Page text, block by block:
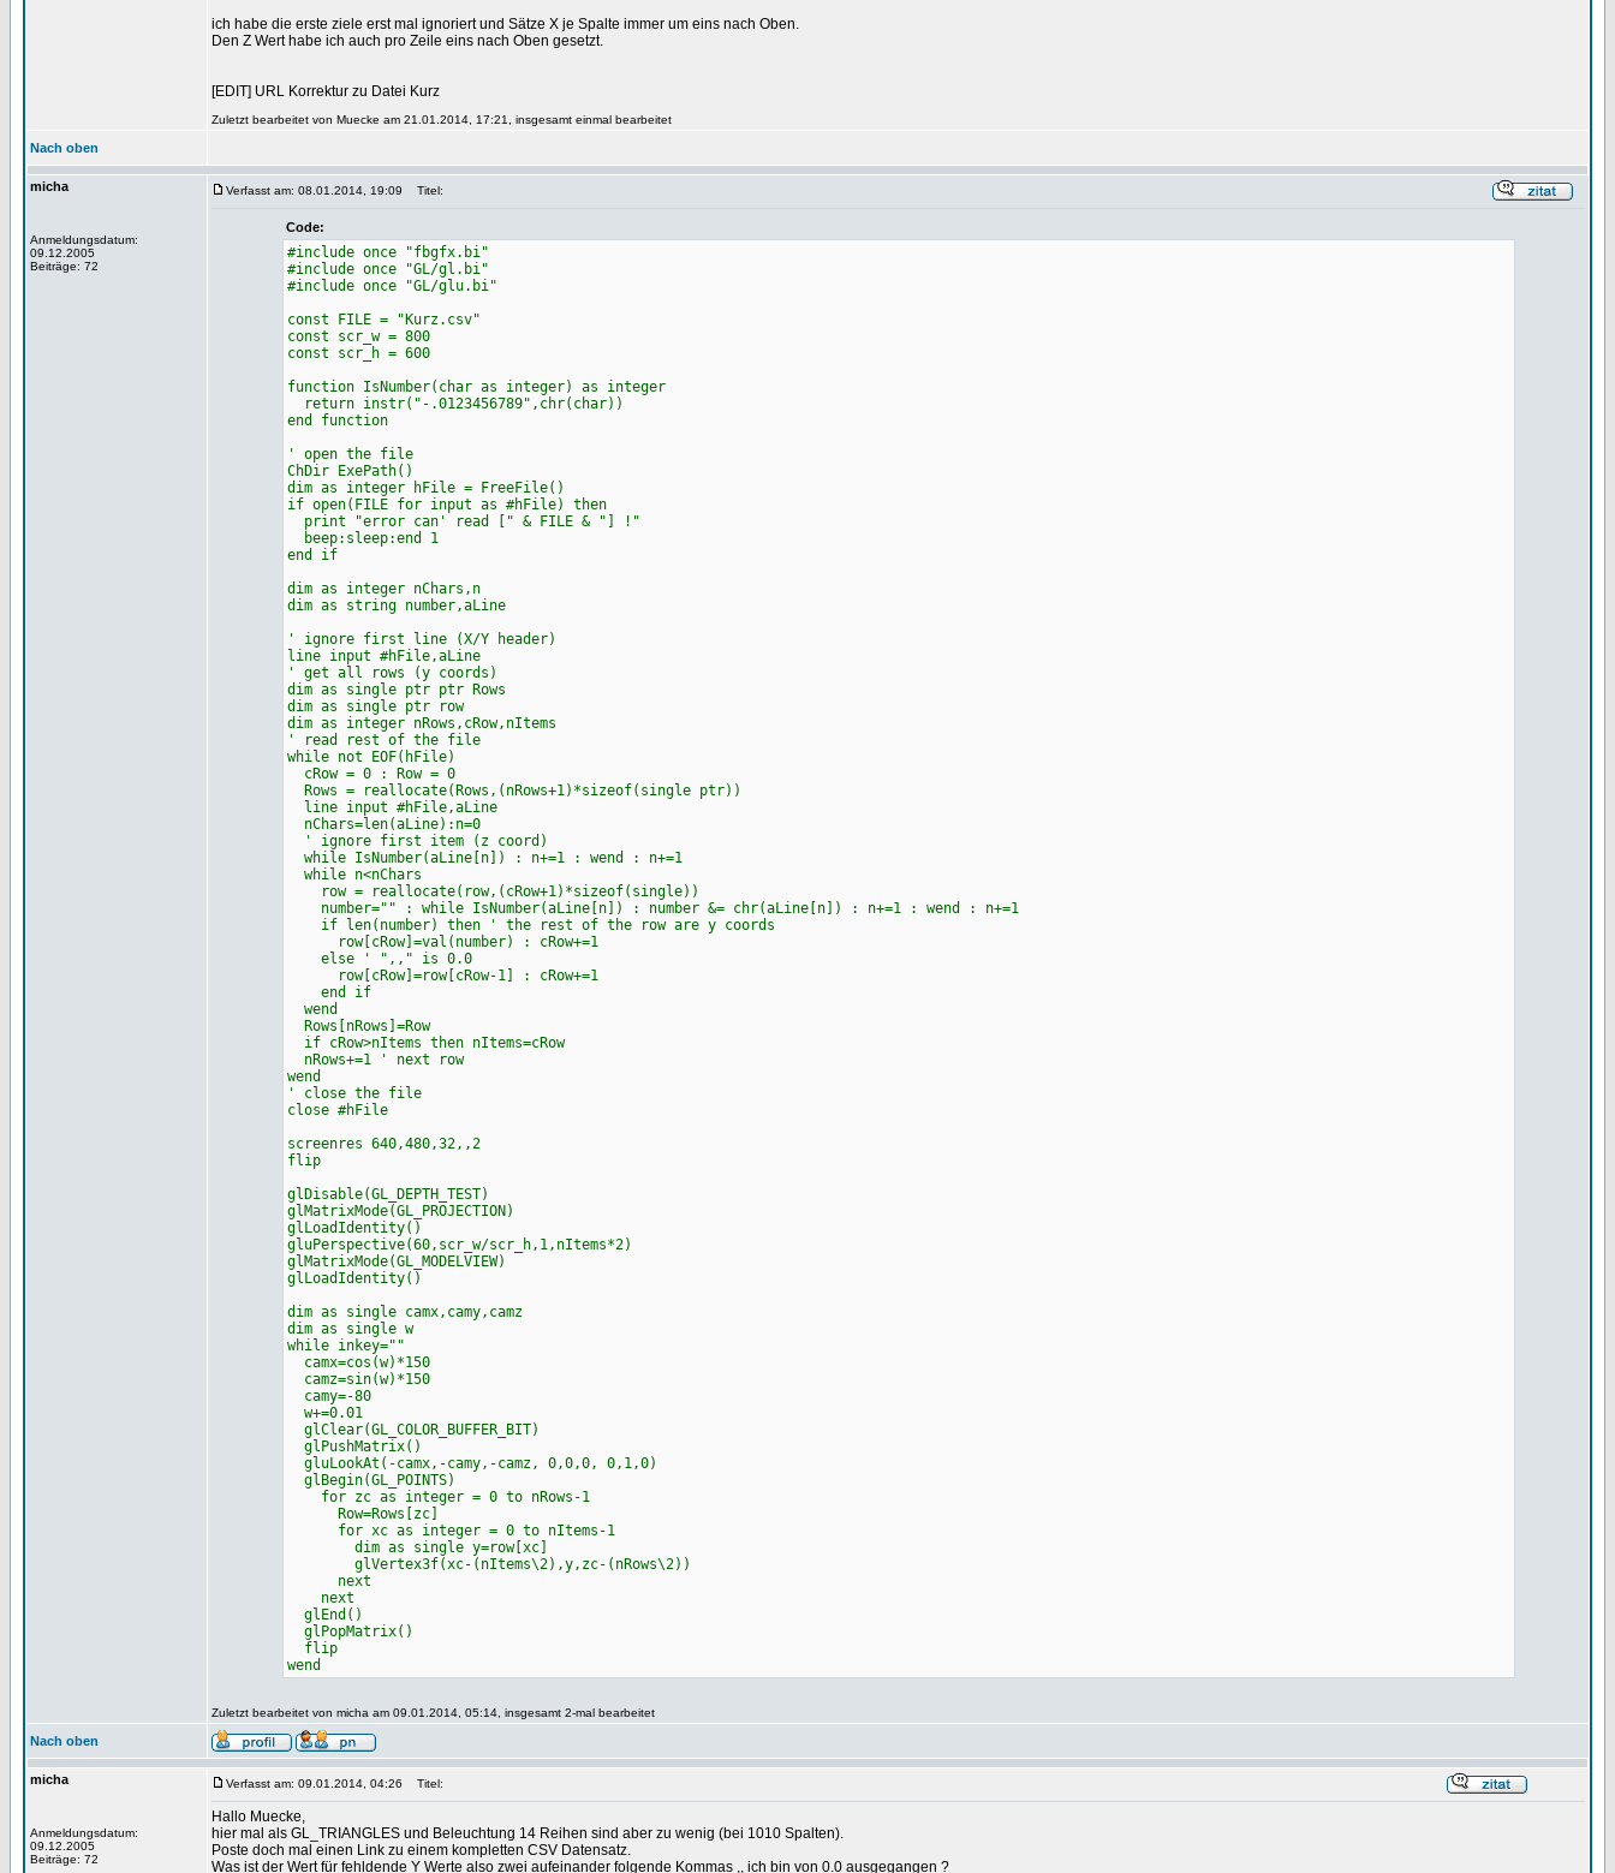
ich habe die erste ziele erst mal ignoriert und Sätze X je Spalte immer um eins nach Oben.
Den Z Wert habe ich auch pro Zeile eins nach Oben gesetzt.
[EDIT] URL Korrektur zu Datei Kurz
Zuletzt bearbeitet von Muecke am 21.01.2014, 17:21, insgesamt einmal bearbeitet
Nach oben
micha
Anmeldungsdatum:
09.12.2005
Beiträge: 72
Verfasst am: 08.01.2014, 19:09 Titel:
Code:
#include once "fbgfx.bi"
#include once "GL/gl.bi"
#include once "GL/glu.bi"
const FILE = "Kurz.csv"
const scr_w = 800
const scr_h = 600
function IsNumber(char as integer) as integer
return instr("-.0123456789",chr(char))
end function
' open the file
ChDir ExePath()
dim as integer hFile = FreeFile()
if open(FILE for input as #hFile) then
print "error can' read [" & FILE & "] !"
beep:sleep:end 1
end if
dim as integer nChars,n
dim as string number,aLine
' ignore first line (X/Y header)
line input #hFile,aLine
' get all rows (y coords)
dim as single ptr ptr Rows
dim as single ptr row
dim as integer nRows,cRow,nItems
' read rest of the file
while not EOF(hFile)
cRow = 0 : Row = 0
Rows = reallocate(Rows,(nRows+1)*sizeof(single ptr))
line input #hFile,aLine
nChars=len(aLine):n=0
' ignore first item (z coord)
while IsNumber(aLine[n]) : n+=1 : wend : n+=1
while n<nChars
row = reallocate(row,(cRow+1)*sizeof(single))
number="" : while IsNumber(aLine[n]) : number &= chr(aLine[n]) : n+=1 : wend : n+=1
if len(number) then ' the rest of the row are y coords
row[cRow]=val(number) : cRow+=1
else ' ",," is 0.0
row[cRow]=row[cRow-1] : cRow+=1
end if
wend
Rows[nRows]=Row
if cRow>nItems then nItems=cRow
nRows+=1 ' next row
wend
' close the file
close #hFile
screenres 640,480,32,,2
flip
glDisable(GL_DEPTH_TEST)
glMatrixMode(GL_PROJECTION)
glLoadIdentity()
gluPerspective(60,scr_w/scr_h,1,nItems*2)
glMatrixMode(GL_MODELVIEW)
glLoadIdentity()
dim as single camx,camy,camz
dim as single w
while inkey=""
camx=cos(w)*150
camz=sin(w)*150
camy=-80
w+=0.01
glClear(GL_COLOR_BUFFER_BIT)
glPushMatrix()
gluLookAt(-camx,-camy,-camz, 0,0,0, 0,1,0)
glBegin(GL_POINTS)
for zc as integer = 0 to nRows-1
Row=Rows[zc]
for xc as integer = 0 to nItems-1
dim as single y=row[xc]
glVertex3f(xc-(nItems\2),y,zc-(nRows\2))
next
next
glEnd()
glPopMatrix()
flip
wend
Zuletzt bearbeitet von micha am 09.01.2014, 05:14, insgesamt 2-mal bearbeitet
Nach oben
micha
Anmeldungsdatum:
09.12.2005
Beiträge: 72
Verfasst am: 09.01.2014, 04:26 Titel:
Hallo Muecke,
hier mal als GL_TRIANGLES und Beleuchtung 14 Reihen sind aber zu wenig (bei 1010 Spalten).
Poste doch mal einen Link zu einem kompletten CSV Datensatz.
Was ist der Wert für fehldende Y Werte also zwei aufeinander folgende Kommas ,, ich bin von 0.0 ausgegangen ?